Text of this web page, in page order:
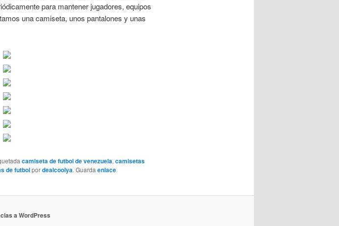
para mantener jugadores, equipos
una camiseta, unos pantalones y unas
camiseta de futbol de venezuela,camisetas
de futbolpordealcoolya. Guardaenlace
a WordPress